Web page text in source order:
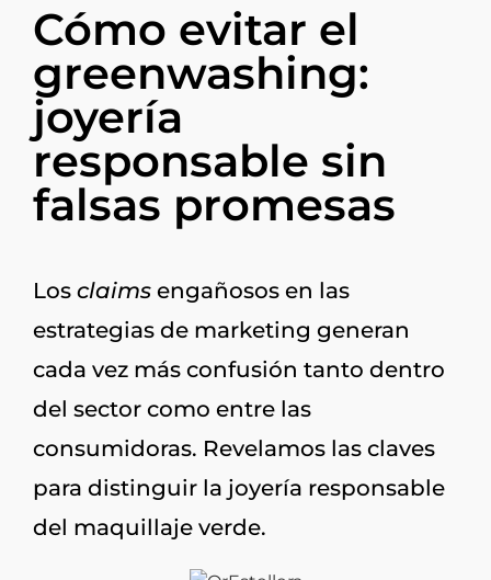
Cómo evitar el
greenwashing:
joyería
responsable sin
falsas promesas
Los claims engañosos en las
estrategias de marketing generan
cada vez más confusión tanto dentro
del sector como entre las
consumidoras. Revelamos las claves
para distinguir la joyería responsable
del maquillaje verde.